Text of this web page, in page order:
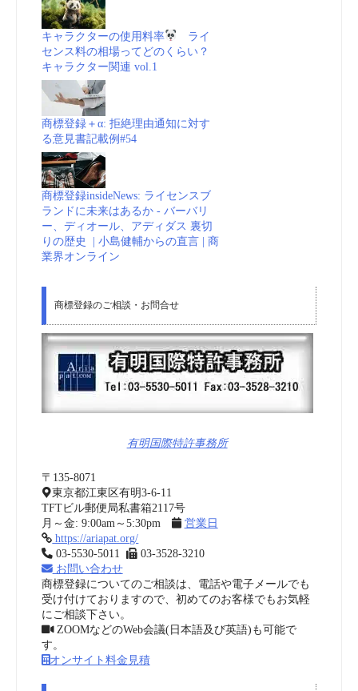
キャラクターの使用料率
ライ
センス料の相場ってどのくらい？
キャラクター関連 vol.1
商標登録＋α: 拒絶理由通知に対す
る意見書記載例#54
商標登録insideNews: ライセンスブ
ランドに未来はあるか - バーバリ
ー、ディオール、アディダス 裏切
りの歴史 | 小島健輔からの直言 | 商
業界オンライン
商標登録のご相談・お問合せ
有明国際特許事務所
〒135-8071
東京都江東区有明3-6-11
TFTビル郵便局私書箱2117号
月～金: 9:00am～5:30pm
営業日
https://ariapat.org/
03-5530-5011
03-3528-3210
お問い合わせ
商標登録についてのご相談は、電話や電子メールでも
受け付けておりますので、初めてのお客様でもお気軽
にご相談下さい。
ZOOMなどのWeb会議(日本語及び英語)も可能で
す。
オンサイト料金見積